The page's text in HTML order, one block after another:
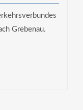
Grebenau.